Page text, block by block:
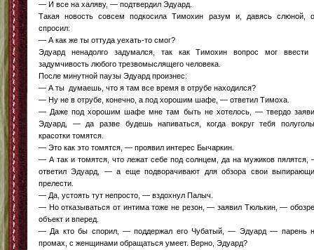
— И все на халяву, — подтвердил Эдуард.
Такая новость совсем подкосила Тимохин разум и, давясь слюной,
спросил:
— А как же ты оттуда уехать-то смог?
Эдуард ненадолго задумался, так как Тимохин вопрос мог ввести
задумчивость любого трезвомыслящего человека.
После минутной паузы Эдуард произнес:
— А ты думаешь, что я там все время в отрубе находился?
— Ну не в отрубе, конечно, а под хорошим шафе, — ответил Тимоха.
— Даже под хорошим шафе мне там быть не хотелось, — твердо
Эдуард, — да разве будешь напиваться, когда вокруг тебя
красотки томятся.
— Это как это томятся, — проявил интерес Бычаркин.
— А так и томятся, что лежат себе под солнцем, да на мужиков пялятся,
ответил Эдуард, — а еще подворачивают для обзора свои
прелести.
— Да, устоять тут непросто, — вздохнул Палыч.
— Но отказываться от интима тоже не резон, — заявил Тюлькин, —
объект и вперед.
— Да кто бы спорил, — поддержал его Чубатый, — Эдуард — парень
промах, с женщинами обращаться умеет. Верно, Эдуард?